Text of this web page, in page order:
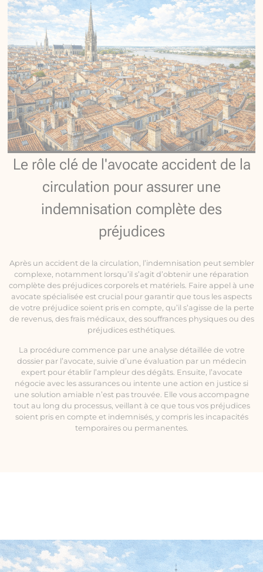
Le rôle clé de l'avocate accident de la
circulation pour assurer une
indemnisation complète des
préjudices
Après un accident de la circulation, l’indemnisation peut sembler
complexe, notamment lorsqu’il s’agit d’obtenir une réparation
complète des préjudices corporels et matériels. Faire appel à une
avocate spécialisée est crucial pour garantir que tous les aspects
de votre préjudice soient pris en compte, qu’il s’agisse de la perte
de revenus, des frais médicaux, des souffrances physiques ou des
préjudices esthétiques.
La procédure commence par une analyse détaillée de votre
dossier par l’avocate, suivie d’une évaluation par un médecin
expert pour établir l’ampleur des dégâts. Ensuite, l’avocate
négocie avec les assurances ou intente une action en justice si
une solution amiable n’est pas trouvée. Elle vous accompagne
tout au long du processus, veillant à ce que tous vos préjudices
soient pris en compte et indemnisés, y compris les incapacités
temporaires ou permanentes.